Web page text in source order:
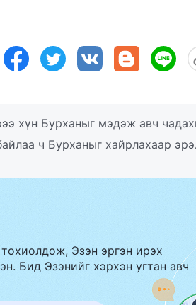
хүн Бурханыг мэдэж авч
ч Бурханыг хайрлахаар
Эзэн эргэн ирэх
Бид Эзэнийг хэрхэн угтан авч